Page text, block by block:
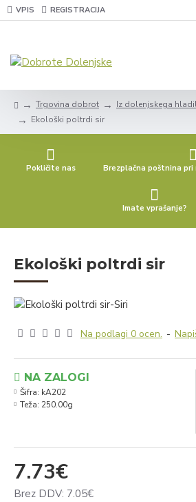
VPIS REGISTRACIJA
Trgovina dobrot Iz dolenjskega
Ekološki poltrdi sir
Pokličite nas Brezplačna poštnina pri
Imate vprašanje?
Ekološki poltrdi sir
Na podlagi 0 ocen. -
7.73€
Brez DDV: 7.05€
NA ZALOGI
Šifra: kA202
Teža: 250.00g